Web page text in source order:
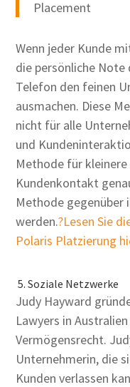
Placement
Wenn jeder Kunde
die persönliche Note
Telefon den feinen
ausmachen. Diese
nicht für alle
und
Methode für
Kundenkontakt
Methode gegenüber
werden.?Lesen Sie
Polaris Platzierung
5. Soziale Netzwerke
Judy Hayward
Lawyers in
Vermögensrecht.
Unternehmerin, die
Kunden verlassen